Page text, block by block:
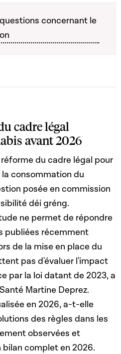
concernant le
cadre légal
avant 2026
du cadre légal pour
consommation du
posée en commission
déi gréng.
ne permet de répondre
publiées récemment
de la mise en place du
pas d'évaluer l'impact
par la loi datant de 2023, a
Martine Deprez.
en 2026, a-t-elle
des règles dans les
observées et
complet en 2026.